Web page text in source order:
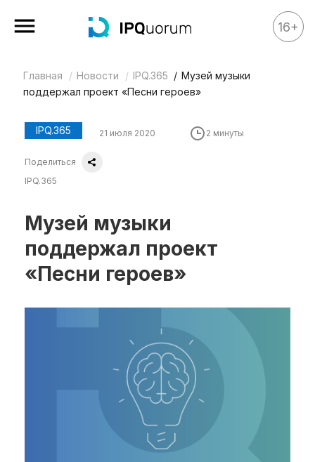
Все материалы
Аналитика
Legal review
События
IP Stories
Квиз
О нас
Интеллектуальная собственность
и креативные индустрии
16+
Главная Новости IPQ.365
Музей музыки
поддержал проект «Песни героев»
IPQ.365 21 июля 2020 2 минуты
Поделиться
IPQ.365
Музей музыки
поддержал проект
«Песни героев»